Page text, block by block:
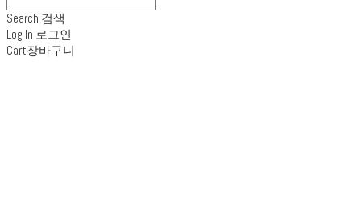
Search 검색
Log In 로그인
Cart장바구니